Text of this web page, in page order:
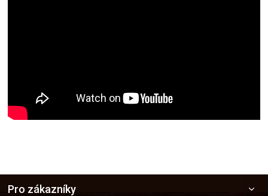
Pro zákazníky